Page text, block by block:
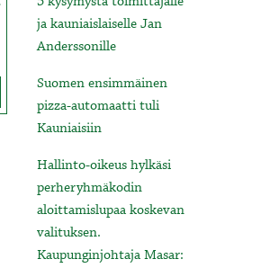
ja kauniaislaiselle Jan
Anderssonille
Suomen ensimmäinen
pizza-automaatti tuli
Kauniaisiin
Hallinto-oikeus hylkäsi
perheryhmäkodin
aloittamislupaa koskevan
valituksen.
Kaupunginjohtaja Masar: